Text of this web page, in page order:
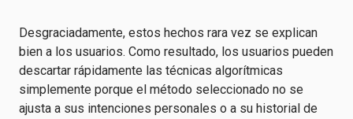
Desgraciadamente, estos hechos rara vez se explican
bien a los usuarios. Como resultado, los usuarios pueden
descartar rápidamente las técnicas algorítmicas
simplemente porque el método seleccionado no se
ajusta a sus intenciones personales o a su historial de